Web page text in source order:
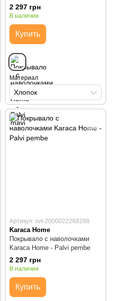
2 297 грн
В наличии
Купить
Материал
Хлопок
Артикул: svt-2000022268288
Karaca Home
Покрывало с наволочками
Karaca Home - Palvi pembe
2 297 грн
В наличии
Купить